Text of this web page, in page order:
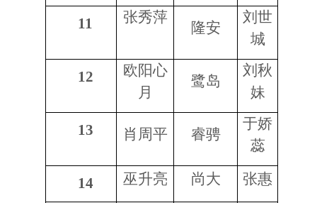
11 张秀萍
隆安
刘世
城
12
欧阳心
月
鹭岛
刘秋
妹
13 肖周平 睿骋
于娇
蕊
14 巫升亮 尚大 张惠